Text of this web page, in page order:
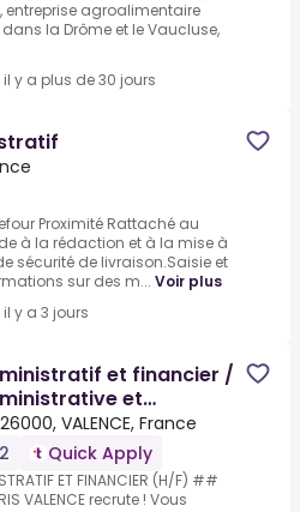
entreprise agroalimentaire
la Drôme et le Vaucluse,
y a plus de 30 jours
Proximité Rattaché au
à la rédaction et à la mise à
sécurité de livraison.Saisie et
sur des m... Voir plus
y a 3 jours
et financier /
et
26000, VALENCE, France
Quick Apply
ET FINANCIER (H/F) ##
VALENCE recrute ! Vous